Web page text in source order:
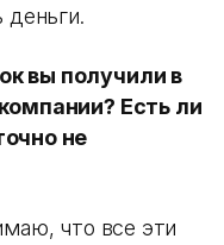
деньги.
вы получили в
Есть ли
не
что все эти